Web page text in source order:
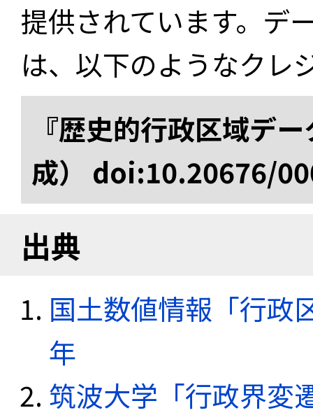
提供されています。デ
は、以下のようなクレ
『歴史的行政区域デ
成） doi:10.20676/
出典
国土数値情報「行政
年
筑波大学「行政界変